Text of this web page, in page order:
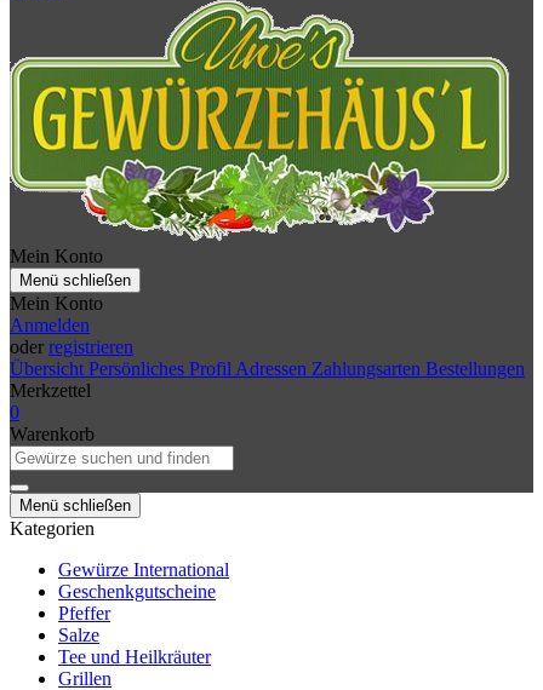
Mein Konto
Menü schließen
Mein Konto
Anmelden
oder registrieren
Übersicht Persönliches Profil Adressen Zahlungsarten Bestellungen
Merkzettel
0
Warenkorb
Menü schließen
Kategorien
Gewürze International
Geschenkgutscheine
Pfeffer
Salze
Tee und Heilkräuter
Grillen